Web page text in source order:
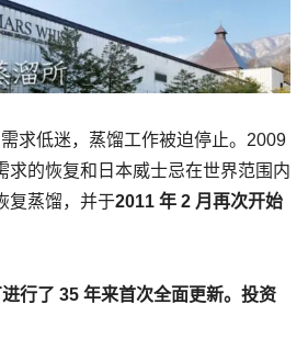
求低迷，蒸馏工作被迫停止。2009
求的恢复和日本威士忌在世界范围内
复蒸馏，并于2011 年 2 月再次开始
行了 35 年来首次全面更新。投资